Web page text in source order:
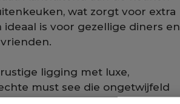
wat zorgt voor extra
is voor gezellige diners en
ligging met luxe,
must see die ongetwijfeld